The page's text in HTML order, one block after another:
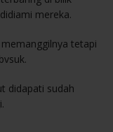
mereka.
tetapi
didapati sudah